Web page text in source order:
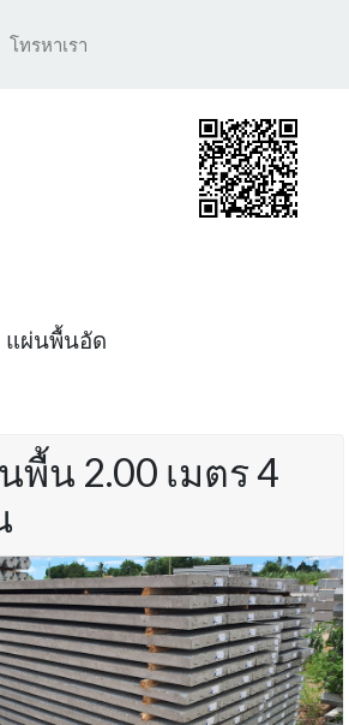
โทรหาเรา
แผ่นพื้นอัด
พื้น 2.00 เมตร 4